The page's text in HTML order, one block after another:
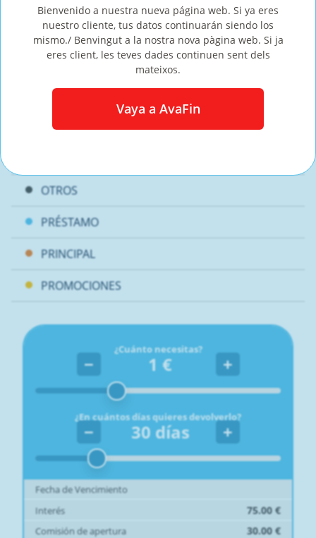
AHORROS
CORONAVIRUS
DEUDAS
ESTILO DE VIDA
OTROS
PRÉSTAMO
PRINCIPAL
PROMOCIONES
¿Cuánto necesitas?
− 1 € +
¿En cuántos días quieres devolverlo?
− 30días +
Fecha de Vencimiento
Interés
75.00 €
Comisión de apertura 30.00 €
Bienvenido a nuestra nueva página web. Si ya eres
nuestro cliente, tus datos continuarán siendo los
mismo./ Benvingut a la nostra nova pàgina web. Si ja
eres client, les teves dades continuen sent dels
mateixos.
Vaya a AvaFin